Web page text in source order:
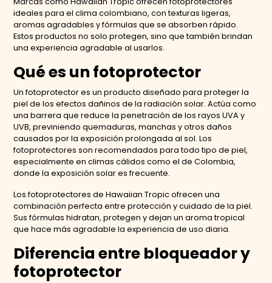
ideales para el clima colombiano, con texturas ligeras,
aromas agradables y fórmulas que se absorben rápido.
Estos productos no solo protegen, sino que también brindan
una experiencia agradable al usarlos.
Qué es un fotoprotector
Un fotoprotector es un producto diseñado para proteger la
piel de los efectos dañinos de la radiación solar. Actúa como
una barrera que reduce la penetración de los rayos UVA y
UVB, previniendo quemaduras, manchas y otros daños
causados por la exposición prolongada al sol. Los
fotoprotectores son recomendados para todo tipo de piel,
especialmente en climas cálidos como el de Colombia,
donde la exposición solar es frecuente.
Los fotoprotectores de Hawaiian Tropic ofrecen una
combinación perfecta entre protección y cuidado de la piel.
Sus fórmulas hidratan, protegen y dejan un aroma tropical
que hace más agradable la experiencia de uso diaria.
Diferencia entre bloqueador y
fotoprotector